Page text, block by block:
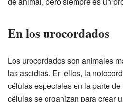
En los urocordados
Los urocordados son animales
las ascidias. En ellos, la
células especiales en la parte
células se organizan para crear